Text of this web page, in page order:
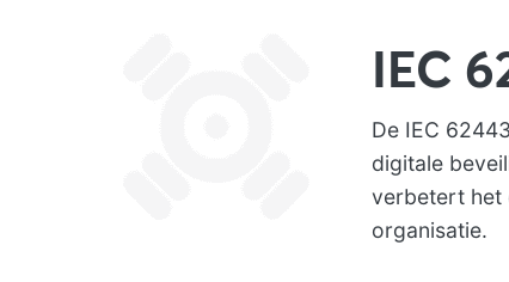
IEC
De IEC
digitale
verbetert het
organisatie.